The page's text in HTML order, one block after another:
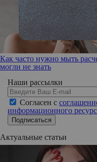
Как часто нужно мыть
могли не знать
Наши рассылки
Согласен с
информационного
Подписаться
Актуальные статьи